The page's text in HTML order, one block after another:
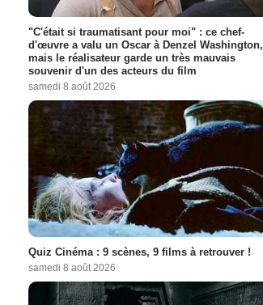
"C'était si traumatisant pour moi" : ce chef-
d'œuvre a valu un Oscar à Denzel Washington,
mais le réalisateur garde un très mauvais
souvenir d'un des acteurs du film
samedi 8 août 2026
Quiz Cinéma : 9 scènes, 9 films à retrouver !
samedi 8 août 2026